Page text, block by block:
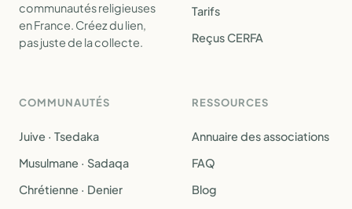
communautés religieuses
en France. Créez du lien,
pas juste de la collecte.
Tarifs
Reçus CERFA
COMMUNAUTÉS
Juive · Tsedaka
Musulmane · Sadaqa
Chrétienne · Denier
RESSOURCES
Annuaire des associations
FAQ
Blog